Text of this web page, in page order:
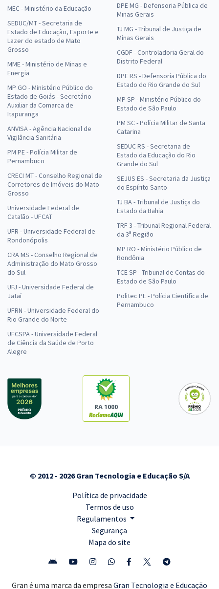
MEC - Ministério da Educação
SEDUC/MT - Secretaria de
Estado de Educação, Esporte e
Lazer do estado de Mato
Grosso
MME - Ministério de Minas e
Energia
MP GO - Ministério Público do
Estado de Goiás - Secretário
Auxiliar da Comarca de
Itapuranga
ANVISA - Agência Nacional de
Vigilância Sanitária
PM PE - Polícia Militar de
Pernambuco
CRECI MT - Conselho Regional de
Corretores de Imóveis do Mato
Grosso
Universidade Federal de
Catalão - UFCAT
UFR - Universidade Federal de
Rondonópolis
CRA MS - Conselho Regional de
Administração do Mato Grosso
do Sul
UFJ - Universidade Federal de
Jataí
UFRN - Universidade Federal do
Rio Grande do Norte
UFCSPA - Universidade Federal
de Ciência da Saúde de Porto
Alegre
DPE MG - Defensoria Pública de
Minas Gerais
TJ MG - Tribunal de Justiça de
Minas Gerais
CGDF - Controladoria Geral do
Distrito Federal
DPE RS - Defensoria Pública do
Estado do Rio Grande do Sul
MP SP - Ministério Público do
Estado de São Paulo
PM SC - Polícia Militar de Santa
Catarina
SEDUC RS - Secretaria de
Estado da Educação do Rio
Grande do Sul
SEJUS ES - Secretaria da Justiça
do Espírito Santo
TJ BA - Tribunal de Justiça do
Estado da Bahia
TRF 3 - Tribunal Regional Federal
da 3ª Região
MP RO - Ministério Público de
Rondônia
TCE SP - Tribunal de Contas do
Estado de São Paulo
Politec PE - Polícia Científica de
Pernambuco
RA 1000
© 2012 - 2026 Gran Tecnologia e Educação S/A
Política de privacidade
Termos de uso
Regulamentos
Segurança
Mapa do site
Gran é uma marca da empresa Gran Tecnologia e Educação